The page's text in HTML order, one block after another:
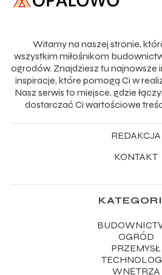
Witamy na naszej stronie,
wszystkim miłośnikom
ogrodów. Znajdziesz tu najnowsze
inspiracje, które pomogą Ci w
Nasz serwis to miejsce, gdzie
dostarczać Ci wartościowe
REDAKCJA
KONTAKT
OGRÓD
PRZEMYSŁ
WNĘTRZA